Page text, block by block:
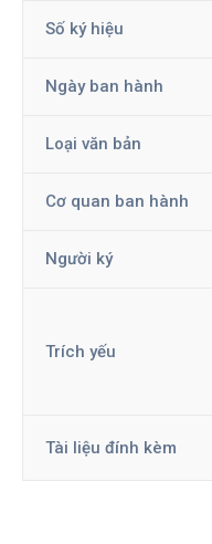
Số ký hiệu
Ngày ban hành
Loại văn bản
Cơ quan ban hành
Người ký
Trích yếu
Tài liệu đính kèm